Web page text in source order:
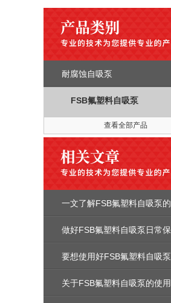
耐腐蚀自吸泵
FSB氟塑料自吸泵
查看全部产品
一文了解FSB氟塑料自吸泵的产品特色
做好FSB氟塑料自吸泵日常保养很重要
要想使用好FSB氟塑料自吸泵少不了以下步骤
关于FSB氟塑料自吸泵的使用维护你都做对了吗